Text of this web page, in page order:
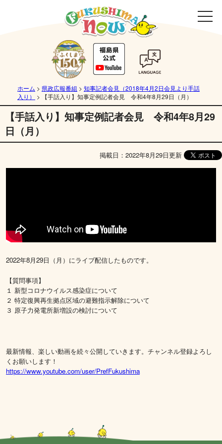
ホーム > 県政広報番組 > 知事記者会見（2018年4月2日会見より手話
入り）
> 【手話入り】知事定例記者会見 令和4年8月29日（月）
【手話入り】知事定例記者会見 令和4年8月29
日（月）
掲載日：2022年8月29日更新
2022年8月29日（月）にライブ配信したものです。
【質問事項】
１ 新型コロナウイルス感染症について
２ 特定復興再生拠点区域の避難指示解除について
３ 原子力発電所新増設の検討について
最新情報、楽しい動画を続々公開していきます。チャンネル登録よろし
くお願いします！
https://www.youtube.com/user/PrefFukushima